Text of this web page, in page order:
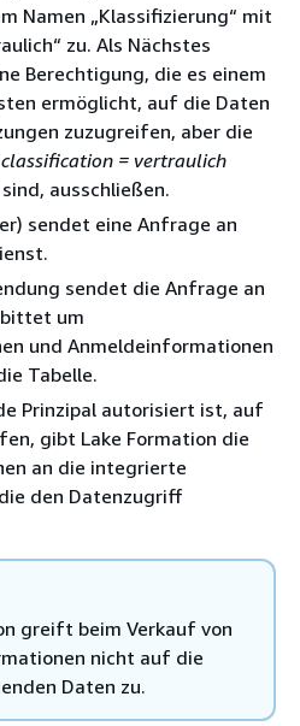
Namen „Klassifizierung“ mit
zu. Als Nächstes
Berechtigung, die es einem
ermöglicht, auf die Daten
zuzugreifen, aber die
classification = vertraulich
ausschließen.
sendet eine Anfrage an
sendet die Anfrage an
bittet um
und Anmeldeinformationen
Tabelle.
Prinzipal autorisiert ist, auf
gibt Lake Formation die
an die integrierte
den Datenzugriff
greift beim Verkauf von
nicht auf die
Daten zu.